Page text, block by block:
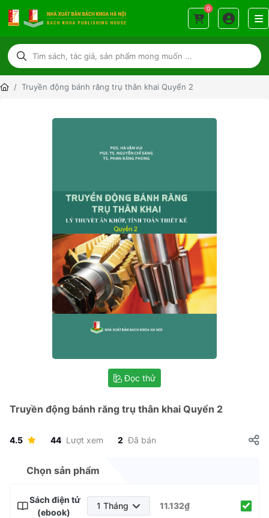
0
Truyền động bánh răng trụ thân khai Quyển 2
Đọc thử
Truyền động bánh răng trụ thân khai Quyển 2
4.5 44 Lượt xem 2 Đã bán
Chọn sản phẩm
Sách điện tử
(ebook)
1 Tháng 11.132₫